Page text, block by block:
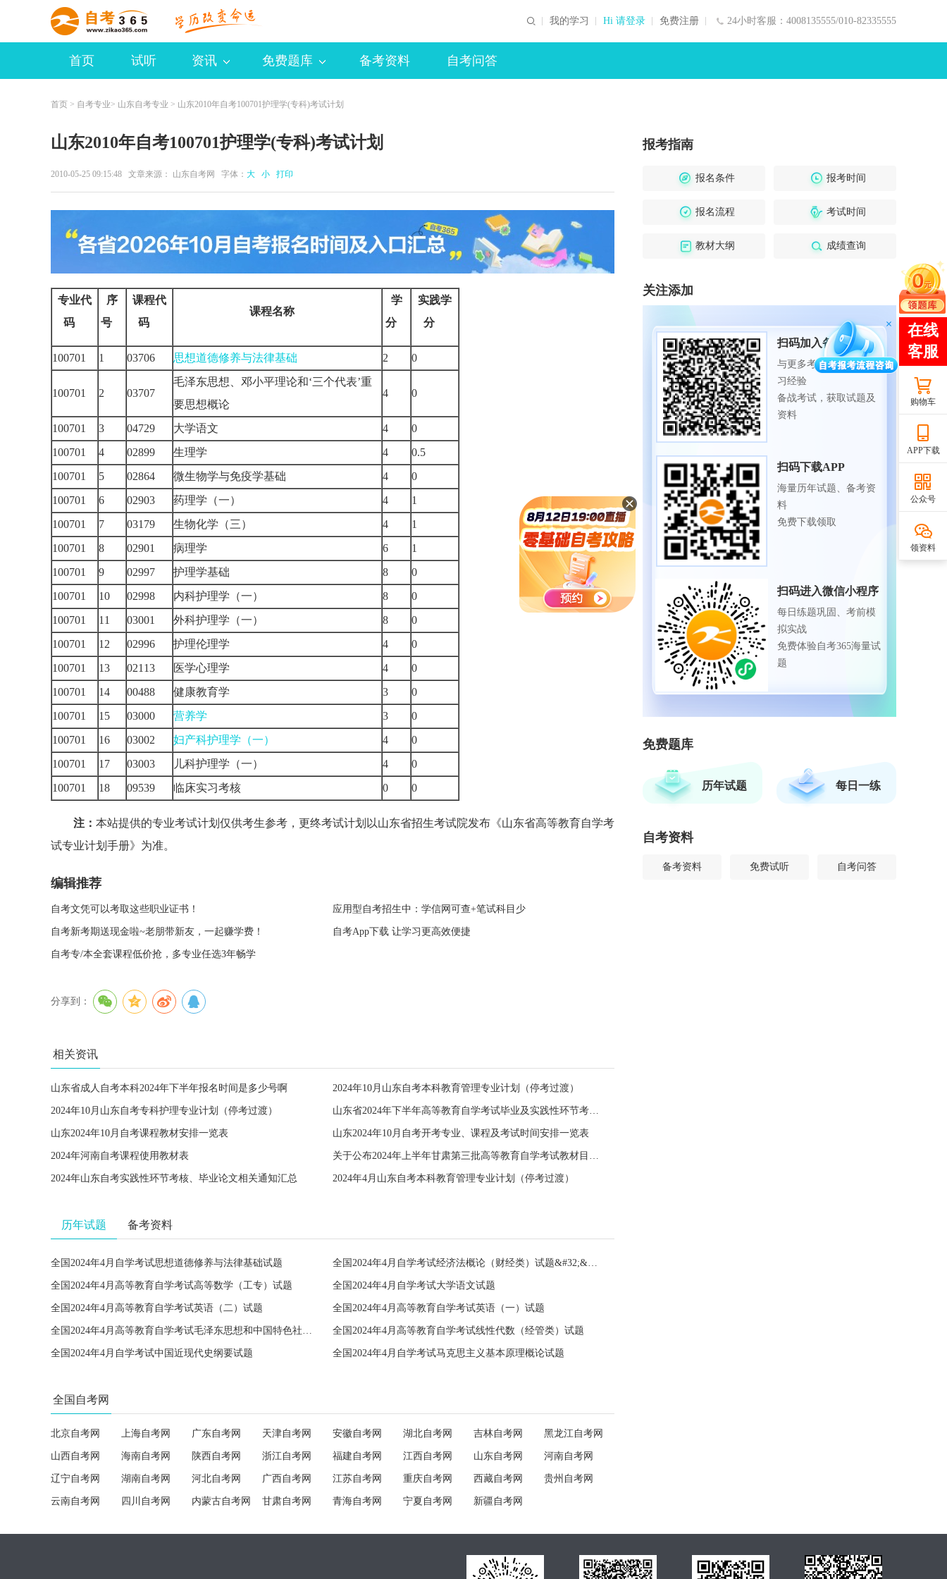
24小时客服：4008135555/010-82335555
我的学习 Hi 请登录 免费注册
首页 试听 资讯 免费题库 备考资料 自考问答
首页 > 自考专业> 山东自考专业 > 山东2010年自考100701护理学(专科)考试计划
山东2010年自考100701护理学(专科)考试计划
2010-05-25 09:15:48 文章来源： 山东自考网 字体： 大 小 打印
专业代
码
序
号
课程代
码
课程名称
学
分
实践学
分
100701 1 03706 思想道德修养与法律基础 2 0
100701 2 03707
毛泽东思想、邓小平理论和‘三个代表’重
要思想概论
4 0
100701 3 04729 大学语文 4
0
100701
4 02899 生理学 4
0.5
100701
5 02864 微生物学与免疫学基础 4
0
100701
6 02903 药理学（一） 4
1
100701
7 03179 生物化学（三） 4
1
100701
8 02901 病理学 6
1
100701
9 02997 护理学基础 8
0
100701
10 02998 内科护理学（一） 8
0
100701
11 03001 外科护理学（一） 8
0
100701
12 02996 护理伦理学 4
0
100701
13 02113 医学心理学 4
0
100701
14 00488 健康教育学 3
0
100701
15 03000 营养学 3
0
100701
16 03002 妇产科护理学（一） 4
0
100701
17 03003 儿科护理学（一） 4
0
100701
18 09539 临床实习考核 0 0
注： 本站提供的专业考试计划仅供考生参考，更终考试计划以山东省招生考试院发布《山东省高等教育自学考
试专业计划手册》为准。
编辑推荐
自考文凭可以考取这些职业证书！ 应用型自考招生中：学信网可查+笔试科目少
自考新考期送现金啦~老朋带新友，一起赚学费！ 自考App下载 让学习更高效便捷
自考专/本全套课程低价抢，多专业任选3年畅学
分享到：
相关资讯
山东省成人自考本科2024年下半年报名时间是多少号啊 2024年10月山东自考本科教育管理专业计划（停考过渡）
2024年10月山东自考专科护理专业计划（停考过渡） 山东省2024年下半年高等教育自学考试毕业及实践性环节考核报名工作的通知
山东2024年10月自考课程教材安排一览表 山东2024年10月自考开考专业、课程及考试时间安排一览表
2024年河南自考课程使用教材表 关于公布2024年上半年甘肃第三批高等教育自学考试教材目录的通知
2024年山东自考实践性环节考核、毕业论文相关通知汇总 2024年4月山东自考本科教育管理专业计划（停考过渡）
历年试题 备考资料
全国2024年4月自学考试思想道德修养与法律基础试题 全国2024年4月自学考试经济法概论（财经类）试题&#32;&#32;
全国2024年4月高等教育自学考试高等数学（工专）试题 全国2024年4月自学考试大学语文试题
全国2024年4月高等教育自学考试英语（二）试题 全国2024年4月高等教育自学考试英语（一）试题
全国2024年4月高等教育自学考试毛泽东思想和中国特色社会主义理论体系概论试题 全国2024年4月高等教育自学考试线性代数（经管类）试题
全国2024年4月自学考试中国近现代史纲要试题 全国2024年4月自学考试马克思主义基本原理概论试题
全国自考网
北京自考网 上海自考网 广东自考网 天津自考网 安徽自考网 湖北自考网 吉林自考网 黑龙江自考网
山西自考网 海南自考网 陕西自考网 浙江自考网 福建自考网 江西自考网 山东自考网 河南自考网
辽宁自考网 湖南自考网 河北自考网 广西自考网 江苏自考网 重庆自考网 西藏自考网 贵州自考网
云南自考网 四川自考网 内蒙古自考网 甘肃自考网 青海自考网 宁夏自考网 新疆自考网
报考指南
报名条件 报考时间
报名流程 考试时间
教材大纲 成绩查询
关注添加
扫码加入备考交流群
与更多考生一起交流学
习经验
备战考试，获取试题及
资料
扫码下载APP
海量历年试题、备考资
料
免费下载领取
扫码进入微信小程序
每日练题巩固、考前模
拟实战
免费体验自考365海量试
题
免费题库
历年试题 每日一练
自考资料
备考资料 免费试听 自考问答
购物车
APP下载
公众号
领资料